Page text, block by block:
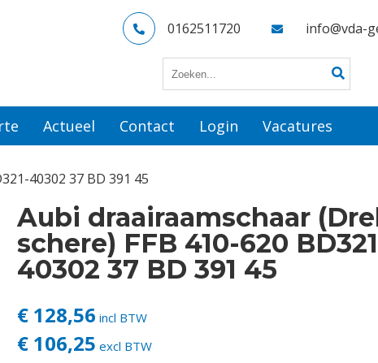
0162511720 info@vda-
Actueel Contact Login Vacatures
40302 37 BD 391 45
Aubi draairaamschaar
schere) FFB 410-620
40302 37 BD 391 45
€ 128,56 incl BTW
€ 106,25 excl BTW